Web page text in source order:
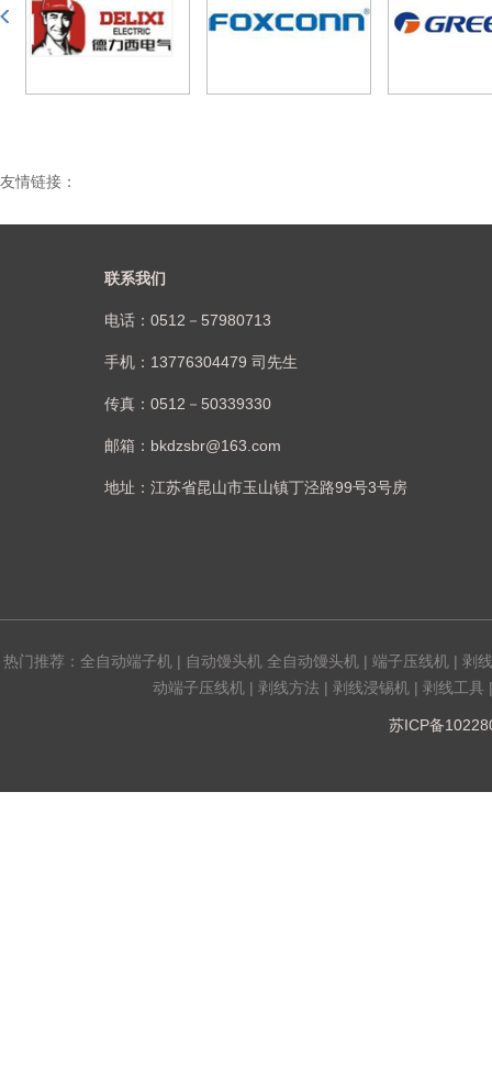
友情链接：
联系我们
电话：0512－57980713
手机：13776304479 司先生
传真：0512－50339330
邮箱：bkdzsbr@163.com
地址：江苏省昆山市玉山镇丁泾路99号3号房
热门推荐： 全自动端子机 | 自动馒头机 全自动馒头机 | 端子压线机 | 剥
动端子压线机 | 剥线方法 | 剥线浸锡机 | 剥线工具 |
苏ICP备